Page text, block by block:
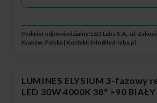
Podmiot odpowiedzialny: LED Labs S.A., ul.
Kraków, Polska | Kontakt: info@led-labs.pl
LUMINES ELYSIUM 3-fazowy
LED 30W 4000K 38° >90 BIAŁY